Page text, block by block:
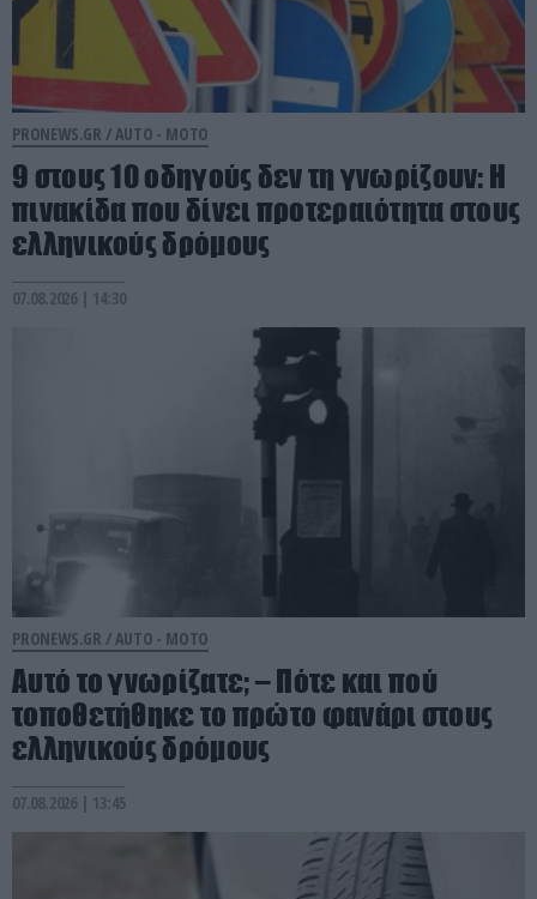
PRONEWS.GR /AUTO - MOTO
9 στους 10 οδηγούς δεν τη γνωρίζουν: Η
πινακίδα που δίνει προτεραιότητα στους
ελληνικούς δρόμους
07.08.2026 | 14:30
PRONEWS.GR /AUTO - MOTO
Αυτό το γνωρίζατε; – Πότε και πού
τοποθετήθηκε το πρώτο φανάρι στους
ελληνικούς δρόμους
07.08.2026 | 13:45